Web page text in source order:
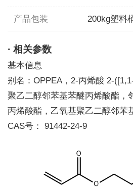
产品包装 200kg塑料
· 相关参数
基本信息
别名：OPPEA，2-丙烯酸 2-
聚乙二醇邻苯基苯醚丙烯酸酯，
丙烯酸酯，乙氧基聚乙二醇邻苯
CAS号： 91442-24-9